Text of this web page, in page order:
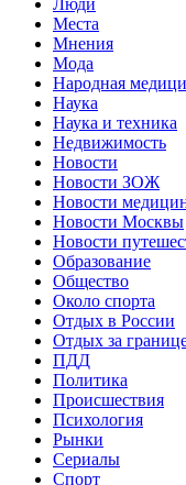
Места
Мнения
Мода
Народная
Наука
Наука и техника
Недвижимость
Новости
Новости ЗОЖ
Новости
Новости Москвы
Новости
Образование
Общество
Около спорта
Отдых в России
Отдых за
ПДД
Политика
Происшествия
Психология
Рынки
Сериалы
Спорт